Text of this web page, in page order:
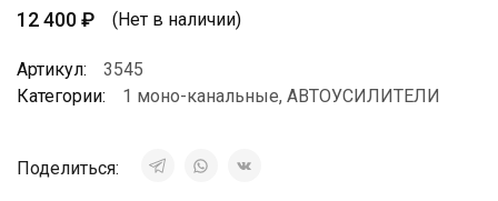
12 400₽ (Нет в наличии)
Артикул:
3545
Категории:
1 моно-канальные, АВТОУСИЛИТЕЛИ
Поделиться: